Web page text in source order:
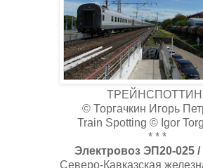
© Торгачкин Игорь
Train Spotting © Igor
* * *
Электровоз ЭП20-025
Северо-Кавказская